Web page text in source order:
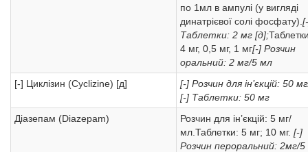
по 1мл в ампулі (у вигляді
динатрієвої солі фосфату).
Таблетки: 2 мг [д];
4 мг, 0,5 мг, 1 мг[-] Розчин
оральний: 2 мг/5 мл
[-] Циклізин (Cyclizine) [д]
[-] Розчин для ін’єкцій: 50
[-] Таблетки: 50 мг
Діазепам (Diazepam)
Розчин для ін’єкцій: 5 мг/
мл.Таблетки: 5 мг; 10 мг. [-]
Розчин пероральний: 2мг/